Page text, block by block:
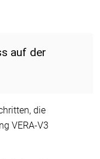
auf der
die
VERA-V3